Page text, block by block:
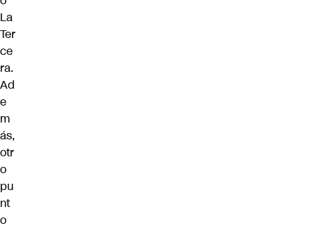
La
Ter
ce
ra.
Ad
e
m
ás,
otr
o
pu
nt
o